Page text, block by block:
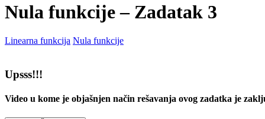
Nula funkcije – Zadatak 3
Linearna funkcija Nula funkcije
Upsss!!!
Video u kome je objašnjen način rešavanja ovog zadatka je